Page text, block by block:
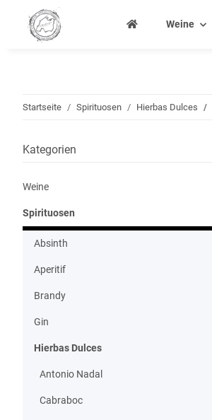
Weine
Startseite Spirituosen Hierbas Dulces
Kategorien
Weine
Spirituosen
Absinth
Aperitif
Brandy
Gin
Hierbas Dulces
Antonio Nadal
Cabraboc